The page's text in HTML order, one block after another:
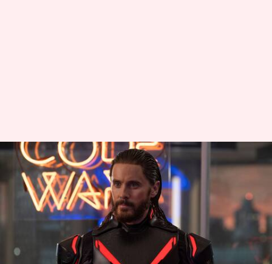
Teknik suara film Hollywood
yang mengubah industri
menulis Bob Jan 20, 2026 05:53 am
Industri film Hollywood telah mengalami